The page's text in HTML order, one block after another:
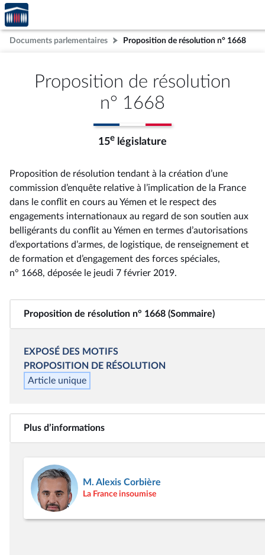
Aller au contenu
Aller en bas de la page
Accèder
à la
page
d'accueil
Documents parlementaires Proposition de résolution n° 1668
Proposition de résolution
n° 1668
15e législature
Proposition de résolution tendant à la création d’une
commission d’enquête relative à l’implication de la France
dans le conflit en cours au Yémen et le respect des
engagements internationaux au regard de son soutien aux
belligérants du conflit au Yémen en termes d’autorisations
d’exportations d’armes, de logistique, de renseignement et
de formation et d’engagement des forces spéciales,
n° 1668, déposée le jeudi 7 février 2019.
Proposition de résolution n° 1668 (Sommaire)
EXPOSÉ DES MOTIFS
PROPOSITION DE RÉSOLUTION
Article unique
Plus d’informations
M. Alexis Corbière
La France insoumise